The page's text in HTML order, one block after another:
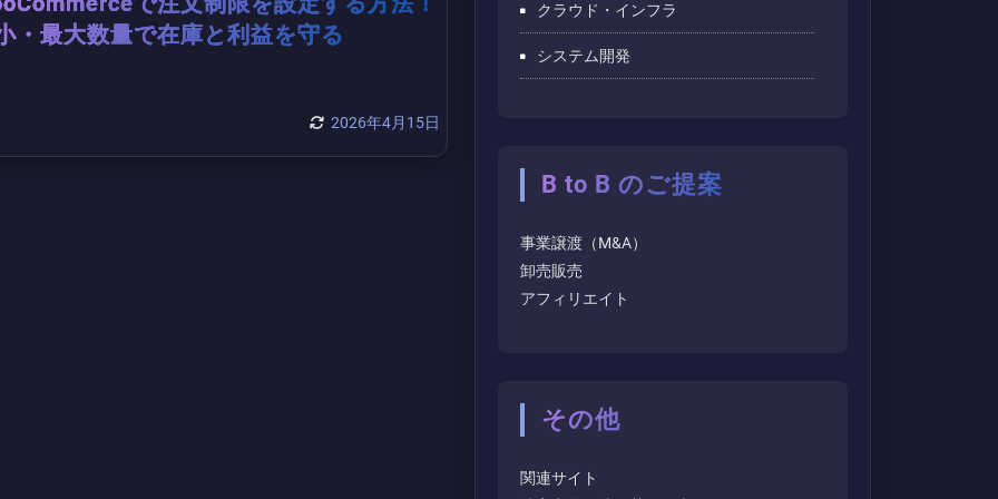
2026年4月15日
・最大数量で在庫と利益を守る
クラウド・インフラ
システム開発
B to B のご提案
事業譲渡（M&A）
卸売販売
アフィリエイト
その他
関連サイト